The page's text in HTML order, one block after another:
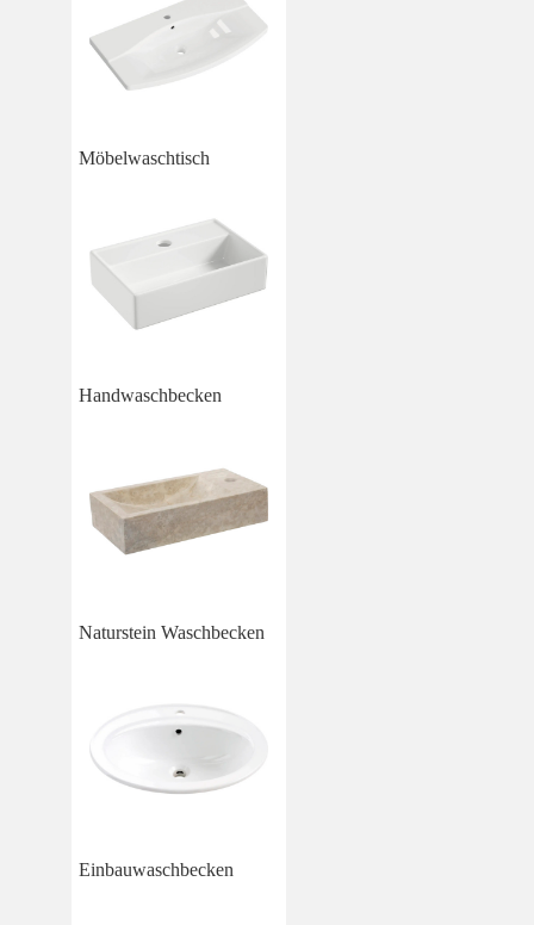
Möbelwaschtisch
Handwaschbecken
Naturstein Waschbecken
Einbauwaschbecken